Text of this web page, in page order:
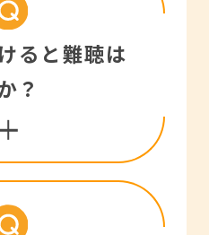
い。
が衰える前
に戻すので
聴力を最大
快適な「聞
するもので
ると難聴は
？